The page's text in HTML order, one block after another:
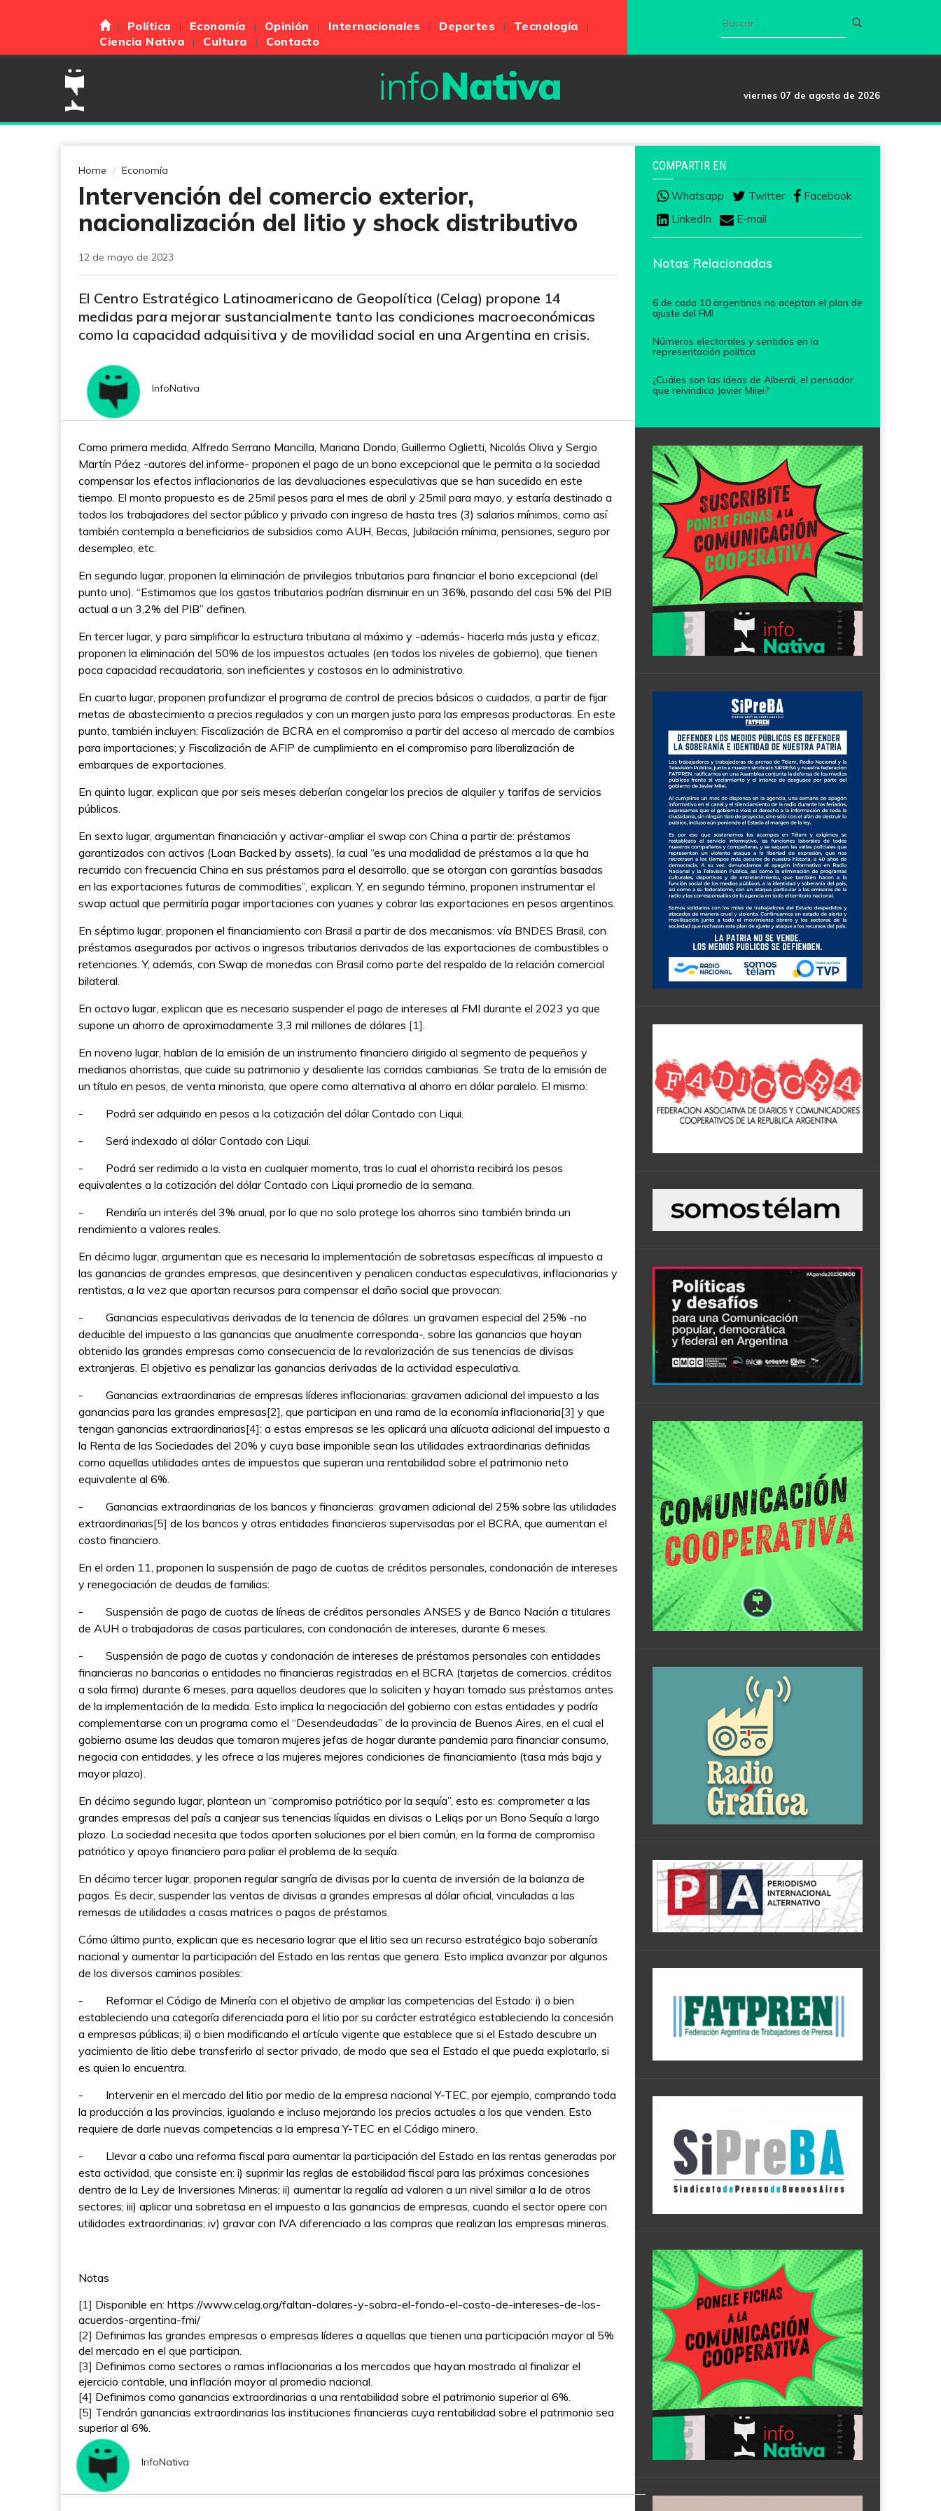
Política Economía Opinión Internacionales Deportes
Tecnología
Ciencia Nativa
Cultura Contacto
viernes 07 de agosto de 2026
Home Economía
Intervención del comercio exterior,
nacionalización del litio y shock distributivo
12 de mayo de 2023
El Centro Estratégico Latinoamericano de Geopolítica (Celag) propone 14
medidas para mejorar sustancialmente tanto las condiciones macroeconómicas
como la capacidad adquisitiva y de movilidad social en una Argentina en crisis.
InfoNativa
Como primera medida, Alfredo Serrano Mancilla, Mariana Dondo, Guillermo Oglietti, Nicolás Oliva y Sergio
Martín Páez -autores del informe- proponen el pago de un bono excepcional que le permita a la sociedad
compensar los efectos inflacionarios de las devaluaciones especulativas que se han sucedido en este
tiempo. El monto propuesto es de 25mil pesos para el mes de abril y 25mil para mayo, y estaría destinado a
todos los trabajadores del sector público y privado con ingreso de hasta tres (3) salarios mínimos, como así
también contempla a beneficiarios de subsidios como AUH, Becas, Jubilación mínima, pensiones, seguro por
desempleo, etc.
En segundo lugar, proponen la eliminación de privilegios tributarios para financiar el bono excepcional (del
punto uno). “Estimamos que los gastos tributarios podrían disminuir en un 36%, pasando del casi 5% del PIB
actual a un 3,2% del PIB” definen.
En tercer lugar, y para simplificar la estructura tributaria al máximo y -además- hacerla más justa y eficaz,
proponen la eliminación del 50% de los impuestos actuales (en todos los niveles de gobierno), que tienen
poca capacidad recaudatoria, son ineficientes y costosos en lo administrativo.
En cuarto lugar, proponen profundizar el programa de control de precios básicos o cuidados, a partir de fijar
metas de abastecimiento a precios regulados y con un margen justo para las empresas productoras. En este
punto, también incluyen: Fiscalización de BCRA en el compromiso a partir del acceso al mercado de cambios
para importaciones; y Fiscalización de AFIP de cumplimiento en el compromiso para liberalización de
embarques de exportaciones.
En quinto lugar, explican que por seis meses deberían congelar los precios de alquiler y tarifas de servicios
públicos.
En sexto lugar, argumentan financiación y activar-ampliar el swap con China a partir de: préstamos
garantizados con activos (Loan Backed by assets), la cual “es una modalidad de préstamos a la que ha
recurrido con frecuencia China en sus préstamos para el desarrollo, que se otorgan con garantías basadas
en las exportaciones futuras de commodities”, explican. Y, en segundo término, proponen instrumentar el
swap actual que permitiría pagar importaciones con yuanes y cobrar las exportaciones en pesos argentinos.
En séptimo lugar, proponen el financiamiento con Brasil a partir de dos mecanismos: vía BNDES Brasil, con
préstamos asegurados por activos o ingresos tributarios derivados de las exportaciones de combustibles o
retenciones. Y, además, con Swap de monedas con Brasil como parte del respaldo de la relación comercial
bilateral.
En octavo lugar, explican que es necesario suspender el pago de intereses al FMI durante el 2023 ya que
supone un ahorro de aproximadamente 3,3 mil millones de dólares [1].
En noveno lugar, hablan de la emisión de un instrumento financiero dirigido al segmento de pequeños y
medianos ahorristas, que cuide su patrimonio y desaliente las corridas cambiarias. Se trata de la emisión de
un título en pesos, de venta minorista, que opere como alternativa al ahorro en dólar paralelo. El mismo:
- Podrá ser adquirido en pesos a la cotización del dólar Contado con Liqui.
- Será indexado al dólar Contado con Liqui.
- Podrá ser redimido a la vista en cualquier momento, tras lo cual el ahorrista recibirá los pesos
equivalentes a la cotización del dólar Contado con Liqui promedio de la semana.
- Rendiría un interés del 3% anual, por lo que no solo protege los ahorros sino también brinda un
rendimiento a valores reales.
En décimo lugar, argumentan que es necesaria la implementación de sobretasas específicas al impuesto a
las ganancias de grandes empresas, que desincentiven y penalicen conductas especulativas, inflacionarias y
rentistas, a la vez que aportan recursos para compensar el daño social que provocan:
- Ganancias especulativas derivadas de la tenencia de dólares: un gravamen especial del 25% -no
deducible del impuesto a las ganancias que anualmente corresponda-, sobre las ganancias que hayan
obtenido las grandes empresas como consecuencia de la revalorización de sus tenencias de divisas
extranjeras. El objetivo es penalizar las ganancias derivadas de la actividad especulativa.
- Ganancias extraordinarias de empresas líderes inflacionarias: gravamen adicional del impuesto a las
ganancias para las grandes empresas[2], que participan en una rama de la economía inflacionaria[3] y que
tengan ganancias extraordinarias[4]: a estas empresas se les aplicará una alícuota adicional del impuesto a
la Renta de las Sociedades del 20% y cuya base imponible sean las utilidades extraordinarias definidas
como aquellas utilidades antes de impuestos que superan una rentabilidad sobre el patrimonio neto
equivalente al 6%.
- Ganancias extraordinarias de los bancos y financieras: gravamen adicional del 25% sobre las utilidades
extraordinarias[5] de los bancos y otras entidades financieras supervisadas por el BCRA, que aumentan el
costo financiero.
En el orden 11, proponen la suspensión de pago de cuotas de créditos personales, condonación de intereses
y renegociación de deudas de familias:
- Suspensión de pago de cuotas de líneas de créditos personales ANSES y de Banco Nación a titulares
de AUH o trabajadoras de casas particulares, con condonación de intereses, durante 6 meses.
- Suspensión de pago de cuotas y condonación de intereses de préstamos personales con entidades
financieras no bancarias o entidades no financieras registradas en el BCRA (tarjetas de comercios, créditos
a sola firma) durante 6 meses, para aquellos deudores que lo soliciten y hayan tomado sus préstamos antes
de la implementación de la medida. Esto implica la negociación del gobierno con estas entidades y podría
complementarse con un programa como el “Desendeudadas” de la provincia de Buenos Aires, en el cual el
gobierno asume las deudas que tomaron mujeres jefas de hogar durante pandemia para financiar consumo,
negocia con entidades, y les ofrece a las mujeres mejores condiciones de financiamiento (tasa más baja y
mayor plazo).
En décimo segundo lugar, plantean un “compromiso patriótico por la sequía”, esto es: comprometer a las
grandes empresas del país a canjear sus tenencias líquidas en divisas o Leliqs por un Bono Sequía a largo
plazo. La sociedad necesita que todos aporten soluciones por el bien común, en la forma de compromiso
patriótico y apoyo financiero para paliar el problema de la sequía.
En décimo tercer lugar, proponen regular sangría de divisas por la cuenta de inversión de la balanza de
pagos. Es decir, suspender las ventas de divisas a grandes empresas al dólar oficial, vinculadas a las
remesas de utilidades a casas matrices o pagos de préstamos.
Cómo último punto, explican que es necesario lograr que el litio sea un recurso estratégico bajo soberanía
nacional y aumentar la participación del Estado en las rentas que genera. Esto implica avanzar por algunos
de los diversos caminos posibles:
- Reformar el Código de Minería con el objetivo de ampliar las competencias del Estado: i) o bien
estableciendo una categoría diferenciada para el litio por su carácter estratégico estableciendo la concesión
a empresas públicas; ii) o bien modificando el artículo vigente que establece que si el Estado descubre un
yacimiento de litio debe transferirlo al sector privado, de modo que sea el Estado el que pueda explotarlo, si
es quien lo encuentra.
- Intervenir en el mercado del litio por medio de la empresa nacional Y-TEC, por ejemplo, comprando toda
la producción a las provincias, igualando e incluso mejorando los precios actuales a los que venden. Esto
requiere de darle nuevas competencias a la empresa Y-TEC en el Código minero.
- Llevar a cabo una reforma fiscal para aumentar la participación del Estado en las rentas generadas por
esta actividad, que consiste en: i) suprimir las reglas de estabilidad fiscal para las próximas concesiones
dentro de la Ley de Inversiones Mineras; ii) aumentar la regalía ad valoren a un nivel similar a la de otros
sectores; iii) aplicar una sobretasa en el impuesto a las ganancias de empresas, cuando el sector opere con
utilidades extraordinarias; iv) gravar con IVA diferenciado a las compras que realizan las empresas mineras.
Notas
[1] Disponible en: https://www.celag.org/faltan-dolares-y-sobra-el-fondo-el-costo-de-intereses-de-los-
acuerdos-argentina-fmi/
[2] Definimos las grandes empresas o empresas líderes a aquellas que tienen una participación mayor al 5%
del mercado en el que participan.
[3] Definimos como sectores o ramas inflacionarias a los mercados que hayan mostrado al finalizar el
ejercicio contable, una inflación mayor al promedio nacional.
[4] Definimos como ganancias extraordinarias a una rentabilidad sobre el patrimonio superior al 6%.
[5] Tendrán ganancias extraordinarias las instituciones financieras cuya rentabilidad sobre el patrimonio sea
superior al 6%.
InfoNativa
COMPARTIR EN
Whatsapp Twitter
Facebook
LinkedIn
E-mail
Notas Relacionadas
6 de cada 10 argentinos no aceptan el plan de
ajuste del FMI
Números electorales y sentidos en la
representación política
¿Cuáles son las ideas de Alberdi, el pensador
que reivindica Javier Milei?